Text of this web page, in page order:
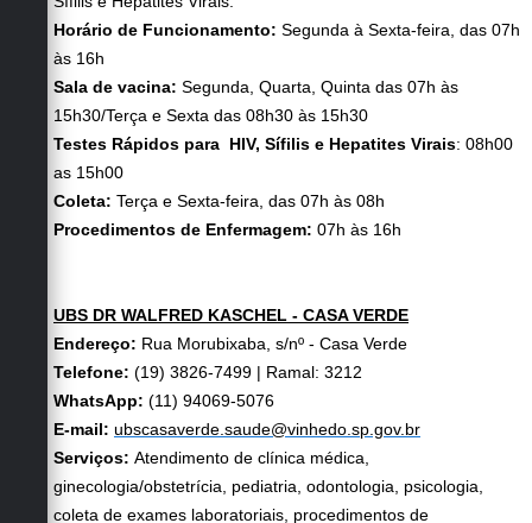
Horário de Funcionamento: Segunda à Sexta-feira, das 07h
às 16h
Sala de vacina: Segunda, Quarta, Quinta das 07h às
15h30/Terça e Sexta das 08h30 às 15h30
Testes Rápidos para HIV, Sífilis e Hepatites Virais: 08h00
as 15h00
Coleta: Terça e Sexta-feira, das 07h às 08h
Procedimentos de Enfermagem: 07h às 16h
UBS DR WALFRED KASCHEL - CASA VERDE
Endereço: Rua Morubixaba, s/nº - Casa Verde
Telefone: (19) 3826-7499 | Ramal: 3212
WhatsApp: (11) 94069-5076
E-mail: ubscasaverde.saude@vinhedo.sp.gov.br
Serviços: Atendimento de clínica médica,
ginecologia/obstetrícia, pediatria, odontologia, psicologia,
coleta de exames laboratoriais, procedimentos de